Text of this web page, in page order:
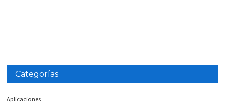
Categorías
Aplicaciones